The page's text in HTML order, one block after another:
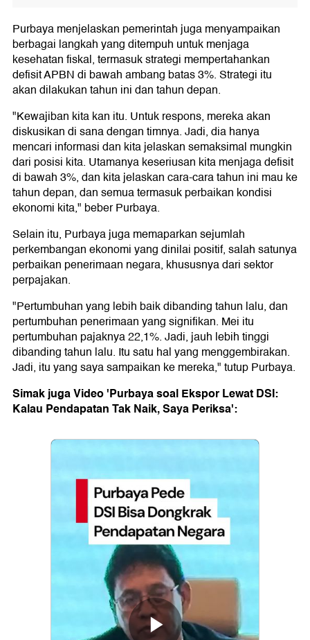
Purbaya menjelaskan pemerintah juga menyampaikan
berbagai langkah yang ditempuh untuk menjaga
kesehatan fiskal, termasuk strategi mempertahankan
defisit APBN di bawah ambang batas 3%. Strategi itu
akan dilakukan tahun ini dan tahun depan.
"Kewajiban kita kan itu. Untuk respons, mereka akan
diskusikan di sana dengan timnya. Jadi, dia hanya
mencari informasi dan kita jelaskan semaksimal mungkin
dari posisi kita. Utamanya keseriusan kita menjaga defisit
di bawah 3%, dan kita jelaskan cara-cara tahun ini mau ke
tahun depan, dan semua termasuk perbaikan kondisi
ekonomi kita," beber Purbaya.
Selain itu, Purbaya juga memaparkan sejumlah
perkembangan ekonomi yang dinilai positif, salah satunya
perbaikan penerimaan negara, khususnya dari sektor
perpajakan.
"Pertumbuhan yang lebih baik dibanding tahun lalu, dan
pertumbuhan penerimaan yang signifikan. Mei itu
pertumbuhan pajaknya 22,1%. Jadi, jauh lebih tinggi
dibanding tahun lalu. Itu satu hal yang menggembirakan.
Jadi, itu yang saya sampaikan ke mereka," tutup Purbaya.
Simak juga Video 'Purbaya soal Ekspor Lewat DSI:
Kalau Pendapatan Tak Naik, Saya Periksa':